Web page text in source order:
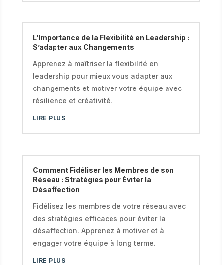
L’Importance de la Flexibilité en Leadership :
S’adapter aux Changements
Apprenez à maîtriser la flexibilité en
leadership pour mieux vous adapter aux
changements et motiver votre équipe avec
résilience et créativité.
LIRE PLUS
Comment Fidéliser les Membres de son
Réseau : Stratégies pour Éviter la
Désaffection
Fidélisez les membres de votre réseau avec
des stratégies efficaces pour éviter la
désaffection. Apprenez à motiver et à
engager votre équipe à long terme.
LIRE PLUS